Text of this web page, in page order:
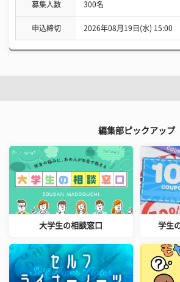
募集人数 300名
申込締切 2026年08月19日(水) 15:00
編集部ピックアップ
大学生の相談窓口 学生